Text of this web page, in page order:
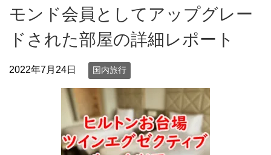
モンド会員としてアップグレー
ドされた部屋の詳細レポート
2022年7月24日 国内旅行